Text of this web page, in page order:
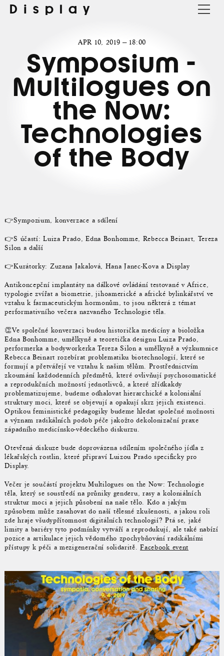
Display
APR 10, 2019 — 18:00
Symposium -
Multilogues on
the Now:
Technologies
of the Body
👉Sympozium, konverzace a sdílení
👉S účastí: Luiza Prado, Edna Bonhomme, Rebecca Beinart, Tereza
Silon a další
👉Kurátorky: Zuzana Jakalová, Hana Janec-Kova a Display
Antikoncepční implantáty na dálkové ovládání testované v Africe,
typologie zvířat a biometrie, jihoamerické a africké bylinkářství ve
vztahu k farmaceutickým hormonům, to jsou některá z témat
performativního večera nazvaného Technologie těla.
👏Ve společné konverzaci budou historička medicíny a bioložka
Edna Bonhomme, umělkyně a teoretička designu Luiza Prado,
performerka a bodyworkerka Tereza Silon a umělkyně a výzkumnice
Rebecca Beinart rozebírat problematiku biotechnologií, které se
formují a přetvářejí ve vztahu k našim tělům. Prostřednictvím
zkoumání každodenních předmětů, které ovlivňují psychosomatické
a reprodukčních možností jednotlivců, a které zřídkakdy
problematizujeme, budeme odhalovat hierarchické a koloniální
struktury moci, které se objevují a opakují skrz jejich existenci.
Optikou feministické pedagogiky budeme hledat společné možnosti
a význam radikálních podob péče jakožto dekolonizační praxe
západního medicínsko-vědeckého diskurzu.
Otevřená diskuze bude doprovázena sdílením společného jídla z
lékařských rostlin, které připraví Luizou Prado specificky pro
Display.
Večer je součástí projektu Multilogues on the Now: Technologie
těla, který se soustředí na průniky genderu, rasy a koloniálních
struktur moci a jejich působení na naše tělo. Kdo a jakým
způsobem může zasahovat do naší tělesné zkušenosti, a jakou roli
zde hraje všudypřítomnost digitálních technologií? Ptá se, jaké
limity a bariéry tyto podmínky vytváří a reprodukují, ale také nabízí
pozice a artikulace jejich vědomého zpochybňování radikálními
přístupy k péči a mezigenerační solidaritě.Facebook event